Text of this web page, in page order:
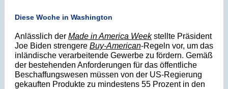
Diese Woche in Washington
Anl ässlich der Made in America Week stellte Präsident
Joe Biden strengere Buy-American-Regeln vor, um das
inländische verarbeitende Gewerbe zu fördern. Gemäß
der bestehenden Anforderungen für das öffentliche
Beschaffungswesen müssen von der US-Regierung
gekauften Produkte zu mindestens 55 Prozent in den